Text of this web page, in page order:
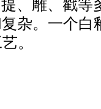
、雕、戳等
杂。一个白
。